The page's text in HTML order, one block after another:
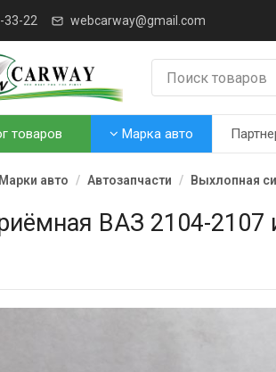
33-22 webcarway@gmail.com
товаров Марка авто
Марки авто Автозапчасти Выхлопная
ВАЗ 2104-